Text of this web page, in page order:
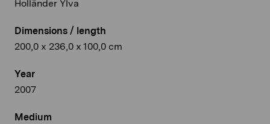
Holländer Ylva
Dimensions / length
200,0 x 236,0 x 100,0 cm
Year
2007
Medium